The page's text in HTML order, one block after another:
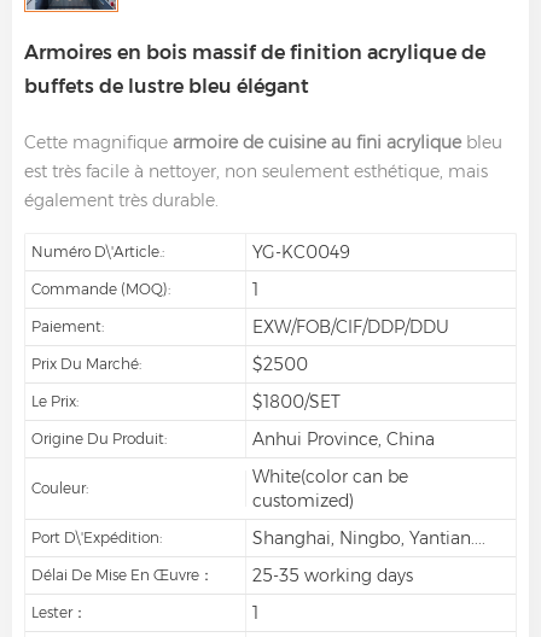
Armoires en bois massif de finition acrylique de
buffets de lustre bleu élégant
Cette magnifique armoire de cuisine au fini acrylique bleu
est très facile à nettoyer, non seulement esthétique, mais
également très durable.
Numéro D\'article.: YG-KC0049
Commande (MOQ): 1
Paiement: EXW/FOB/CIF/DDP/DDU
Prix Du Marché: $2500
Le Prix: $1800/SET
Origine Du Produit: Anhui Province, China
Couleur:
White(color can be
customized)
Port D\'expédition: Shanghai, Ningbo, Yantian....
Délai De Mise En Œuvre： 25-35 working days
Lester： 1